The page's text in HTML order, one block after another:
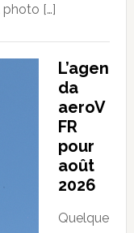
photo […]
L’agen
da
aeroV
FR
pour
août
2026
Quelque